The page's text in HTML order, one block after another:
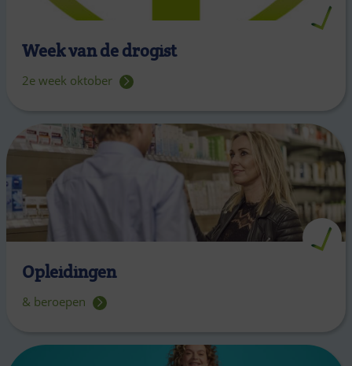
Week van de drogist
2e week oktober
Opleidingen
& beroepen